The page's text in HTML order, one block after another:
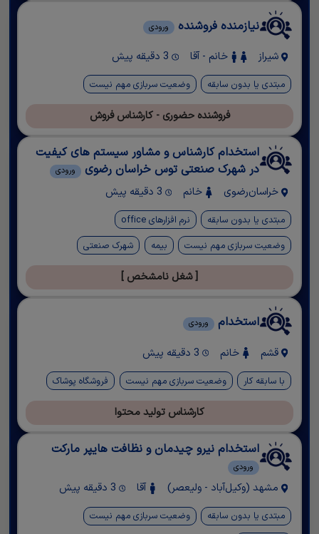
نیازمنده فروشنده ورودی
شیراز خانم - آقا 3 دقیقه پیش
مبتدی یا بدون سابقه وضعیت سربازی مهم نیست
فروشنده حضوری - کارشناس فروش
استخدام کارشناس و مشاور سیستم های کیفیت
در شهرک صنعتی توس خراسان رضوی
ورودی
خراسان‌رضوی خانم
مبتدی یا بدون سابقه
نرم افزارهای office
وضعیت سربازی مهم نیست
بیمه شهرک صنعتی
[ شغل نامشخص ]
استخدام ورودی
قشم خانم
با سابقه کار وضعیت سربازی مهم نیست فروشگاه پوشاک
کارشناس تولید محتوا
استخدام نیرو چیدمان و نظافت هایپر مارکت
ورودی
مشهد (وکیل‌آباد - ولیعصر) آقا
مبتدی یا بدون سابقه
وضعیت سربازی مهم نیست